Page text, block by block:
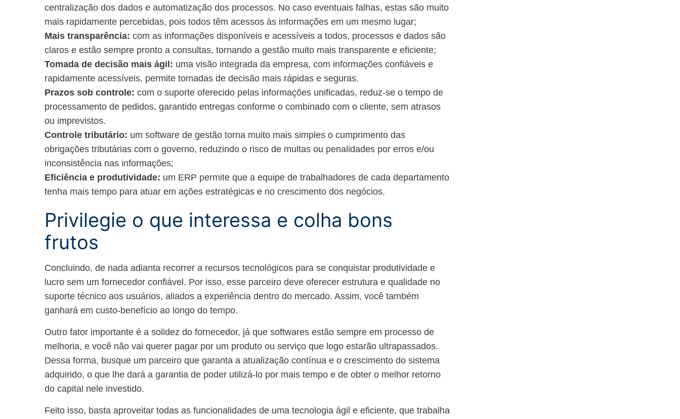
centralização dos dados e automatização dos processos. No caso eventuais falhas, estas são muito
mais rapidamente percebidas, pois todos têm acessos às informações em um mesmo lugar;
Mais transparência: com as informações disponíveis e acessíveis a todos, processos e dados são
claros e estão sempre pronto a consultas, tornando a gestão muito mais transparente e eficiente;
Tomada de decisão mais ágil: uma visão integrada da empresa, com informações confiáveis e
rapidamente acessíveis, permite tomadas de decisão mais rápidas e seguras.
Prazos sob controle: com o suporte oferecido pelas informações unificadas, reduz-se o tempo de
processamento de pedidos, garantido entregas conforme o combinado com o cliente, sem atrasos
ou imprevistos.
Controle tributário: um software de gestão torna muito mais simples o cumprimento das
obrigações tributárias com o governo, reduzindo o risco de multas ou penalidades por erros e/ou
inconsistência nas informações;
Eficiência e produtividade: um ERP permite que a equipe de trabalhadores de cada departamento
tenha mais tempo para atuar em ações estratégicas e no crescimento dos negócios.
Privilegie o que interessa e colha bons
frutos
Concluindo, de nada adianta recorrer a recursos tecnológicos para se conquistar produtividade e
lucro sem um fornecedor confiável. Por isso, esse parceiro deve oferecer estrutura e qualidade no
suporte técnico aos usuários, aliados a experiência dentro do mercado. Assim, você também
ganhará em custo-benefício ao longo do tempo.
Outro fator importante é a solidez do fornecedor, já que softwares estão sempre em processo de
melhoria, e você não vai querer pagar por um produto ou serviço que logo estarão ultrapassados.
Dessa forma, busque um parceiro que garanta a atualização contínua e o crescimento do sistema
adquirido, o que lhe dará a garantia de poder utilizá-lo por mais tempo e de obter o melhor retorno
do capital nele investido.
Feito isso, basta aproveitar todas as funcionalidades de uma tecnologia ágil e eficiente, que trabalha